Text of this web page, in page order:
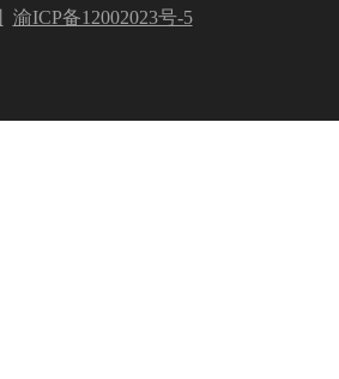
渝ICP备12002023号-5